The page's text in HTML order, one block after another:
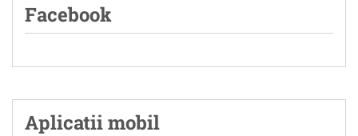
Facebook
Aplicatii mobil